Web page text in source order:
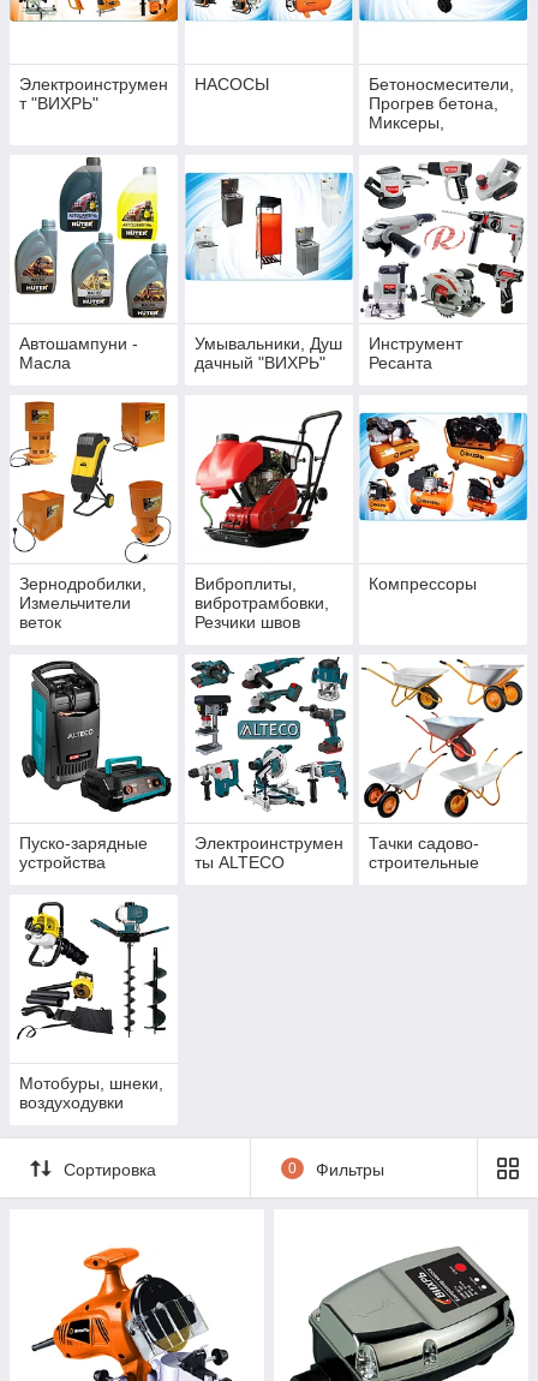
Электроинструмен
т "ВИХРЬ"
НАСОСЫ
Бетоносмесители,
Прогрев бетона,
Миксеры,
бетона,
Затирочные
машины
Автошампуни -
Масла
Умывальники, Душ
дачный "ВИХРЬ"
Инструмент
Ресанта
Зернодробилки,
Измельчители
веток
Виброплиты,
вибротрамбовки,
Резчики швов
Компрессоры
Пуско-зарядные
устройства
Электроинструмен
ты ALTECO
Тачки садово-
строительные
Мотобуры, шнеки,
воздуходувки
Сортировка 0 Фильтры